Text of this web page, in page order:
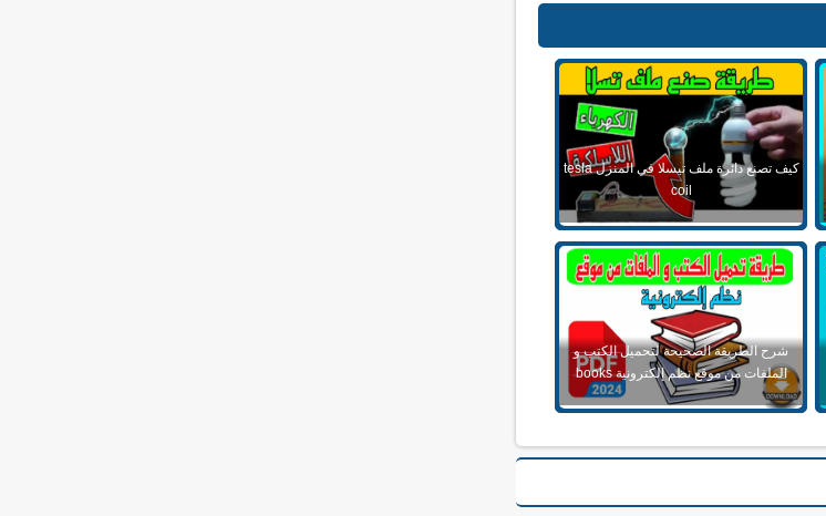
كيف تصنع دائرة ملف تيسلا في المنزل tesla
coil
شرح الطريقة الصحيحة لتحميل الكتب و
الملفات من موقع نظم إلكترونية books